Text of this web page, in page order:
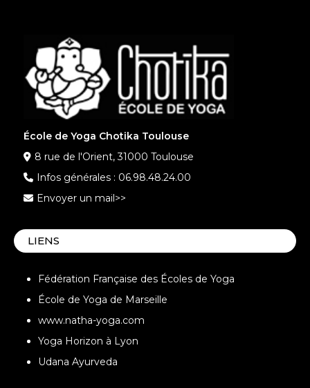
École de Yoga Chotika Toulouse
8 rue de l'Orient, 31000 Toulouse
Infos générales : 06.98.48.24.00
Envoyer un mail>>
LIENS
Fédération Française des Écoles de Yoga
École de Yoga de Marseille
www.natha-yoga.com
Yoga Horizon à Lyon
Udana Ayurveda